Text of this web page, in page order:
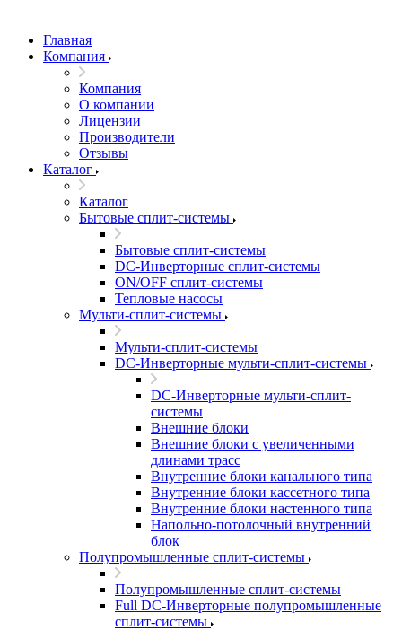
Главная
Компания
Компания
О компании
Лицензии
Производители
Отзывы
Каталог
Каталог
Бытовые сплит-системы
Бытовые сплит-системы
DC-Инверторные сплит-системы
ON/OFF сплит-системы
Тепловые насосы
Мульти-сплит-системы
Мульти-сплит-системы
DC-Инверторные мульти-сплит-системы
DC-Инверторные мульти-сплит-
системы
Внешние блоки
Внешние блоки с увеличенными
длинами трасс
Внутренние блоки канального типа
Внутренние блоки кассетного типа
Внутренние блоки настенного типа
Напольно-потолочный внутренний
блок
Полупромышленные сплит-системы
Полупромышленные сплит-системы
Full DC-Инверторные полупромышленные
сплит-системы